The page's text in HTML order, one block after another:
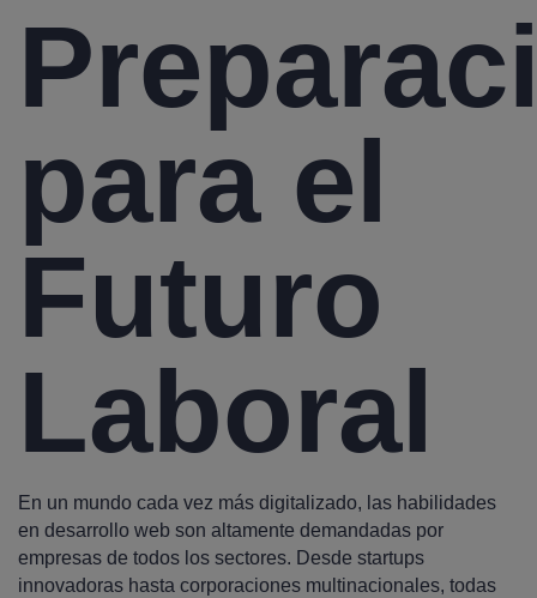
para el
Futuro
Laboral
En un mundo cada vez más digitalizado, las habilidades
en desarrollo web son altamente demandadas por
empresas de todos los sectores. Desde startups
innovadoras hasta corporaciones multinacionales, todas